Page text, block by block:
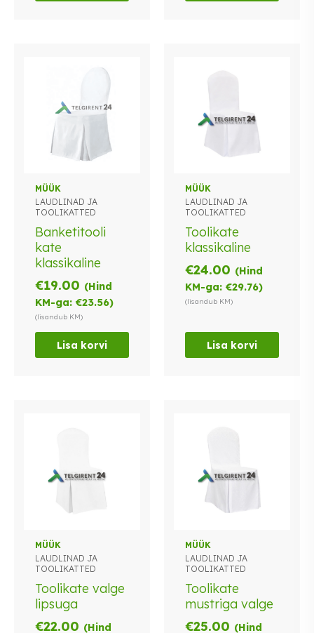
MÜÜK
LAUDLINAD JA
TOOLIKATTED
Banketitooli
kate
klassikaline
€19.00 (Hind
KM-ga:€23.56)
(lisandub KM)
Lisa korvi
MÜÜK
LAUDLINAD JA
TOOLIKATTED
Toolikate
klassikaline
€24.00 (Hind
KM-ga:€29.76)
(lisandub KM)
Lisa korvi
MÜÜK
LAUDLINAD JA
TOOLIKATTED
Toolikate valge
lipsuga
€22.00 (Hind
MÜÜK
LAUDLINAD JA
TOOLIKATTED
Toolikate
mustriga valge
€25.00 (Hind